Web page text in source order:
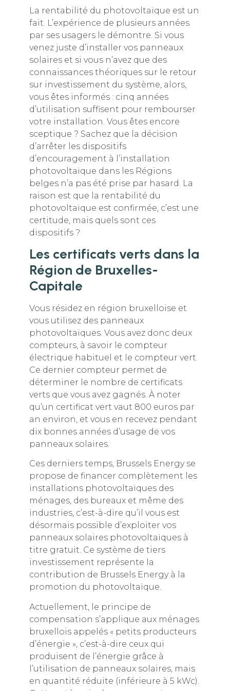
La rentabilité du photovoltaïque est un
fait. L’expérience de plusieurs années
par ses usagers le démontre. Si vous
venez juste d’installer vos panneaux
solaires et si vous n’avez que des
connaissances théoriques sur le retour
sur investissement du système, alors,
vous êtes informés : cinq années
d’utilisation suffisent pour rembourser
votre installation. Vous êtes encore
sceptique ? Sachez que la décision
d’arrêter les dispositifs
d’encouragement à l’installation
photovoltaïque dans les Régions
belges n’a pas été prise par hasard. La
raison est que la rentabilité du
photovoltaïque est confirmée, c’est une
certitude, mais quels sont ces
dispositifs ?
Les certificats verts dans la
Région de Bruxelles-
Capitale
Vous résidez en région bruxelloise et
vous utilisez des panneaux
photovoltaïques. Vous avez donc deux
compteurs, à savoir le compteur
électrique habituel et le compteur vert.
Ce dernier compteur permet de
déterminer le nombre de certificats
verts que vous avez gagnés. À noter
qu’un certificat vert vaut 800 euros par
an environ, et vous en recevez pendant
dix bonnes années d’usage de vos
panneaux solaires.
Ces derniers temps, Brussels Energy se
propose de financer complètement les
installations photovoltaïques des
ménages, des bureaux et même des
industries, c’est-à-dire qu’il vous est
désormais possible d’exploiter vos
panneaux solaires photovoltaïques à
titre gratuit. Ce système de tiers
investissement représente la
contribution de Brussels Energy à la
promotion du photovoltaïque.
Actuellement, le principe de
compensation s’applique aux ménages
bruxellois appelés « petits producteurs
d’énergie », c’est-à-dire ceux qui
produisent de l’énergie grâce à
l’utilisation de panneaux solaires, mais
en quantité réduite (inférieure à 5 kWc).